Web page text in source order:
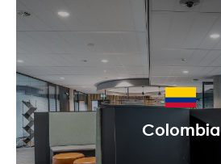
Colombia